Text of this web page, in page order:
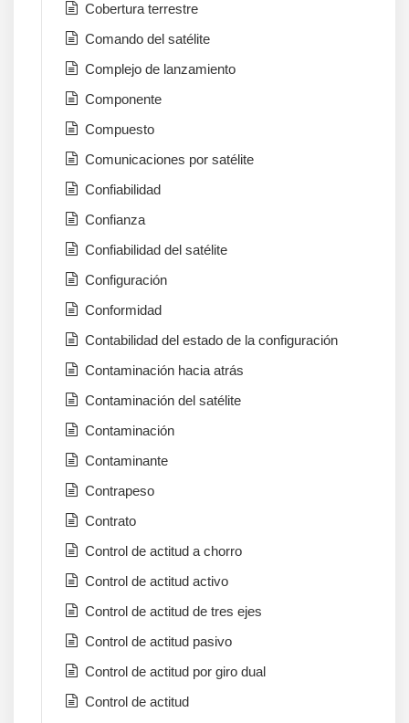
Cobertura terrestre
Comando del satélite
Complejo de lanzamiento
Componente
Compuesto
Comunicaciones por satélite
Confiabilidad
Confianza
Confiabilidad del satélite
Configuración
Conformidad
Contabilidad del estado de la configuración
Contaminación hacia atrás
Contaminación del satélite
Contaminación
Contaminante
Contrapeso
Contrato
Control de actitud a chorro
Control de actitud activo
Control de actitud de tres ejes
Control de actitud pasivo
Control de actitud por giro dual
Control de actitud